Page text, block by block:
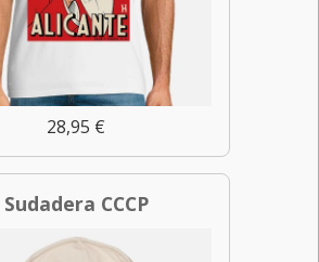
28,95 €
Sudadera CCCP